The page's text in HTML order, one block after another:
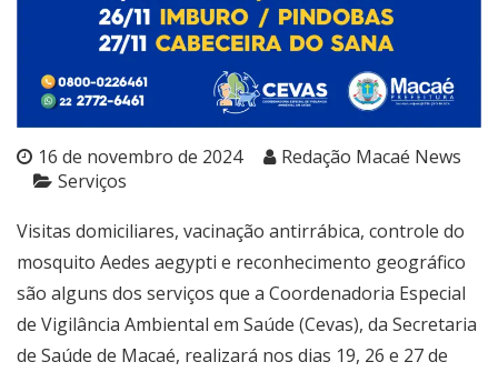
16 de novembro de 2024
Redação Macaé News
Serviços
Visitas domiciliares, vacinação antirrábica, controle do
mosquito Aedes aegypti e reconhecimento geográfico
são alguns dos serviços que a Coordenadoria Especial
de Vigilância Ambiental em Saúde (Cevas), da Secretaria
de Saúde de Macaé, realizará nos dias 19, 26 e 27 de